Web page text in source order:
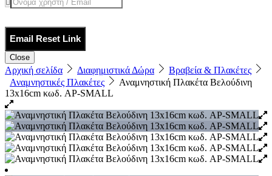
Email Reset Link
Close
Αρχική σελίδα Διαφημιστικά Δώρα
Βραβεία & Πλακέτες
Αναμνηστικές Πλακέτες
Αναμνηστική Πλακέτα Βελούδινη
13x16cm κωδ. AP-SMALL